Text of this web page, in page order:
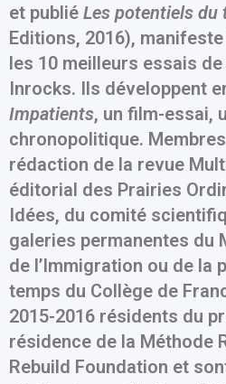
et publié Les potentiels du
Editions, 2016),
les 10 meilleurs essais
Inrocks. Ils développent
Impatients, un film-essai,
chronopolitique.
rédaction de la revue
éditorial des Prairies
Idées, du comité
galeries permanentes du
de l’Immigration ou de la
temps du Collège de
2015-2016 résidents du
résidence de la Méthode
Rebuild Foundation et